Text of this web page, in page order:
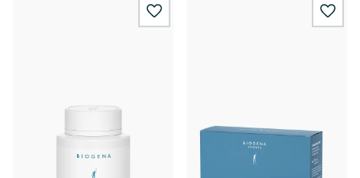
wishlist.add